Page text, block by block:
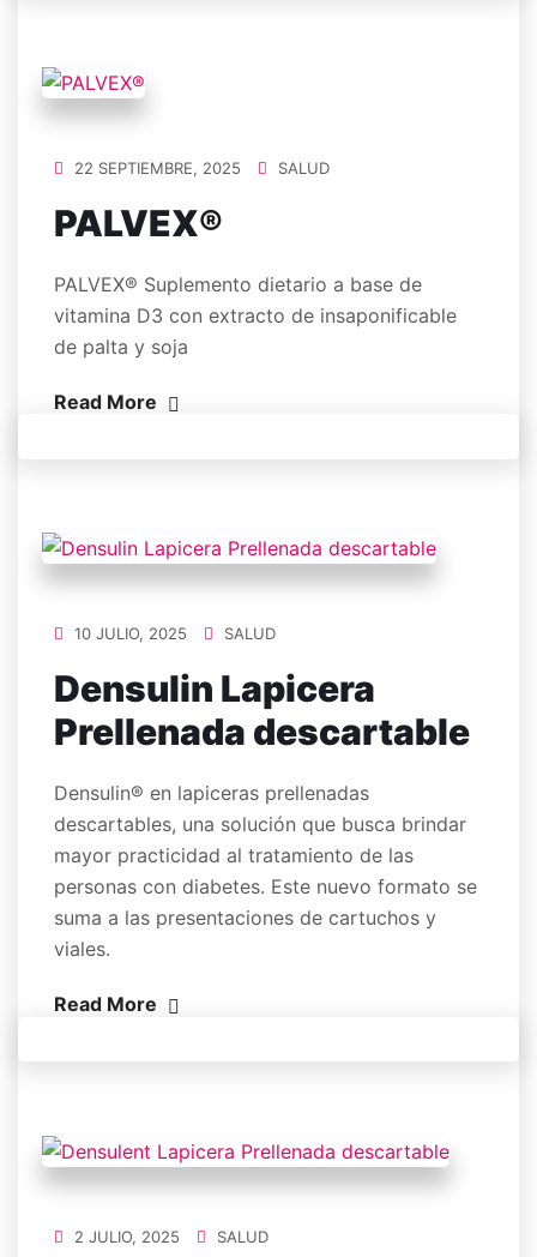
22 SEPTIEMBRE, 2025 SALUD
PALVEX®
PALVEX® Suplemento dietario a base de
vitamina D3 con extracto de insaponificable
de palta y soja
Read More
10 JULIO, 2025 SALUD
Densulin Lapicera
Prellenada descartable
Densulin® en lapiceras prellenadas
descartables, una solución que busca brindar
mayor practicidad al tratamiento de las
personas con diabetes. Este nuevo formato se
suma a las presentaciones de cartuchos y
viales.
Read More
2 JULIO, 2025 SALUD